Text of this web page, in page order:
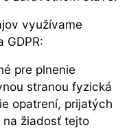
využívame
GDPR:
pre plnenie
stranou fyzická
opatrení, prijatých
žiadosť tejto